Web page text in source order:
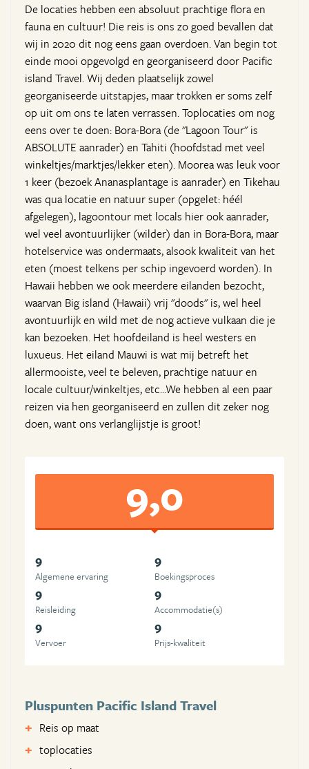
De locaties hebben een absoluut prachtige flora en
fauna en cultuur! Die reis is ons zo goed bevallen dat
wij in 2020 dit nog eens gaan overdoen. Van begin tot
einde mooi opgevolgd en georganiseerd door Pacific
island Travel. Wij deden plaatselijk zowel
georganiseerde uitstapjes, maar trokken er soms zelf
op uit om ons te laten verrassen. Toplocaties om nog
eens over te doen: Bora-Bora (de "Lagoon Tour" is
ABSOLUTE aanrader) en Tahiti (hoofdstad met veel
winkeltjes/marktjes/lekker eten). Moorea was leuk voor
1 keer (bezoek Ananasplantage is aanrader) en Tikehau
was qua locatie en natuur super (opgelet: héél
afgelegen), lagoontour met locals hier ook aanrader,
wel veel avontuurlijker (wilder) dan in Bora-Bora, maar
hotelservice was ondermaats, alsook kwaliteit van het
eten (moest telkens per schip ingevoerd worden). In
Hawaii hebben we ook meerdere eilanden bezocht,
waarvan Big island (Hawaii) vrij "doods" is, wel heel
avontuurlijk en wild met de nog actieve vulkaan die je
kan bezoeken. Het hoofdeiland is heel westers en
luxueus. Het eiland Mauwi is wat mij betreft het
allermooiste, veel te beleven, prachtige natuur en
locale cultuur/winkeltjes, etc...We hebben al een paar
reizen via hen georganiseerd en zullen dit zeker nog
doen, want ons verlanglijstje is groot!
9,0
9
Algemene ervaring
9
Boekingsproces
9
Reisleiding
9
Accommodatie(s)
9
Vervoer
9
Prijs-kwaliteit
Pluspunten Pacific Island Travel
Reis op maat
toplocaties